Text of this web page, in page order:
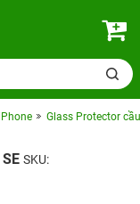
Glass Protector
SKU: